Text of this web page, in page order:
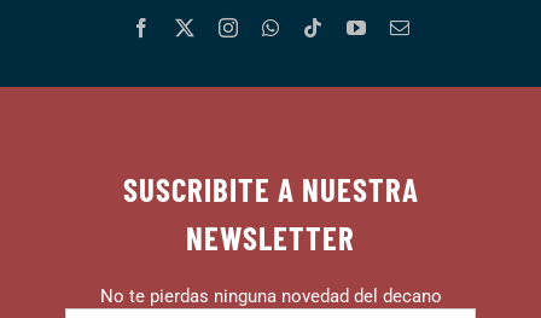
SUSCRIBITE A NUESTRA
NEWSLETTER
No te pierdas ninguna novedad del decano